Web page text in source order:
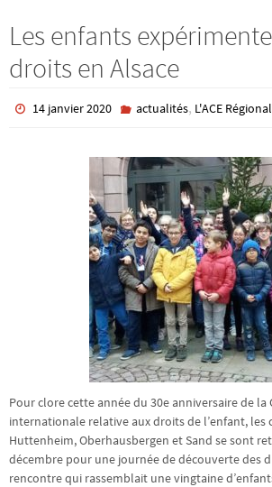
Les enfants
droits en Alsace
14 janvier 2020 actualités, L'ACE
Pour clore cette année du 30e anniversaire de la
internationale relative aux droits de l’enfant, les
Huttenheim, Oberhausbergen et Sand se sont
décembre pour une journée de découverte des
rencontre qui rassemblait une vingtaine